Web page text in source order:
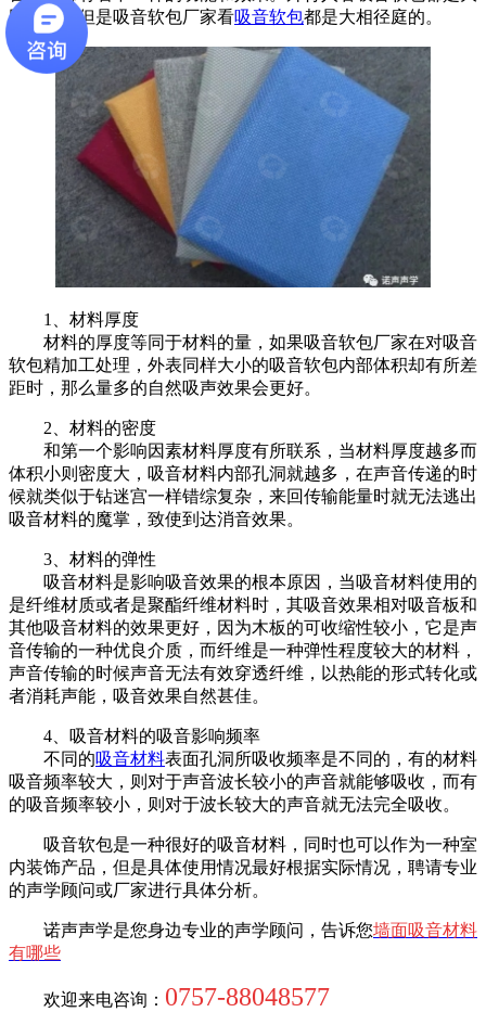
同小异，但是吸音软包厂家看吸音软包都是大相径庭的。
1、材料厚度
材料的厚度等同于材料的量，如果吸音软包厂家在对吸音
软包精加工处理，外表同样大小的吸音软包内部体积却有所差
距时，那么量多的自然吸声效果会更好。
2、材料的密度
和第一个影响因素材料厚度有所联系，当材料厚度越多而
体积小则密度大，吸音材料内部孔洞就越多，在声音传递的时
候就类似于钻迷宫一样错综复杂，来回传输能量时就无法逃出
吸音材料的魔掌，致使到达消音效果。
3、材料的弹性
吸音材料是影响吸音效果的根本原因，当吸音材料使用的
是纤维材质或者是聚酯纤维材料时，其吸音效果相对吸音板和
其他吸音材料的效果更好，因为木板的可收缩性较小，它是声
音传输的一种优良介质，而纤维是一种弹性程度较大的材料，
声音传输的时候声音无法有效穿透纤维，以热能的形式转化或
者消耗声能，吸音效果自然甚佳。
4、吸音材料的吸音影响频率
不同的吸音材料表面孔洞所吸收频率是不同的，有的材料
吸音频率较大，则对于声音波长较小的声音就能够吸收，而有
的吸音频率较小，则对于波长较大的声音就无法完全吸收。
吸音软包是一种很好的吸音材料，同时也可以作为一种室
内装饰产品，但是具体使用情况最好根据实际情况，聘请专业
的声学顾问或厂家进行具体分析。
诺声声学是您身边专业的声学顾问，告诉您墙面吸音材料
有哪些
欢迎来电咨询： 0757-88048577